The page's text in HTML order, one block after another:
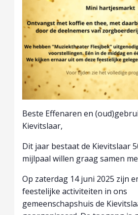
Beste Effenaren en
Kievitslaar,
Dit jaar bestaat de Kievitslaar
mijlpaal willen graag samen
Op zaterdag 14 juni 2025 zijn
feestelijke activiteiten in ons
gemeenschapshuis de